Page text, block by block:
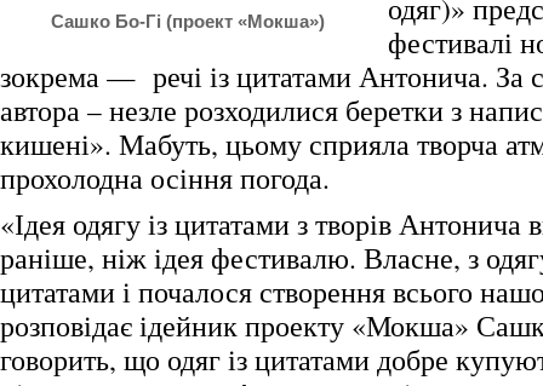
Сашко Бо-Гі (проект «Мокша»)
одяг)»
фестивалі
зокрема — речі із цитатами Антонича. За
автора – незле розходилися беретки з
кишені». Мабуть, цьому сприяла творча
прохолодна осіння погода.
«Ідея одягу із цитатами з творів Антонича
раніше, ніж ідея фестивалю. Власне, з
цитатами і почалося створення всього
розповідає ідейник проекту «Мокша»
говорить, що одяг із цитатами добре